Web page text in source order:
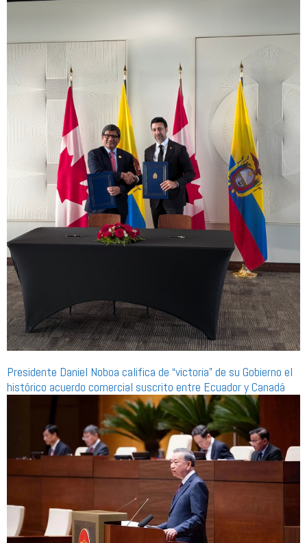
Presidente Daniel Noboa califica de “victoria” de su Gobierno el
histórico acuerdo comercial suscrito entre Ecuador y Canadá